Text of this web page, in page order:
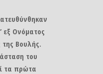
εξ Ονόματος
της Βουλής.
του
τα πρώτα